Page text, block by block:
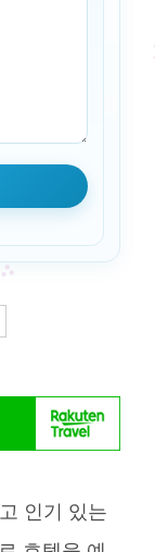
인기 있는